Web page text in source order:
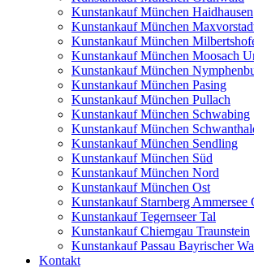
Kunstankauf München Haidhausen
Kunstankauf München
Kunstankauf München
Kunstankauf München Moosach
Kunstankauf München
Kunstankauf München Pasing
Kunstankauf München Pullach
Kunstankauf München Schwabing
Kunstankauf München
Kunstankauf München Sendling
Kunstankauf München Süd
Kunstankauf München Nord
Kunstankauf München Ost
Kunstankauf Starnberg Ammersee
Kunstankauf Tegernseer Tal
Kunstankauf Chiemgau Traunstein
Kunstankauf Passau Bayrischer
Kontakt